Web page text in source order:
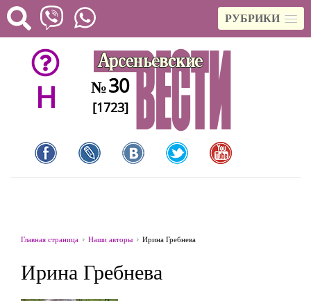
РУБРИКИ
H №30
[1723]
Главная страница Наши авторы Ирина Гребнева
Ирина Гребнева